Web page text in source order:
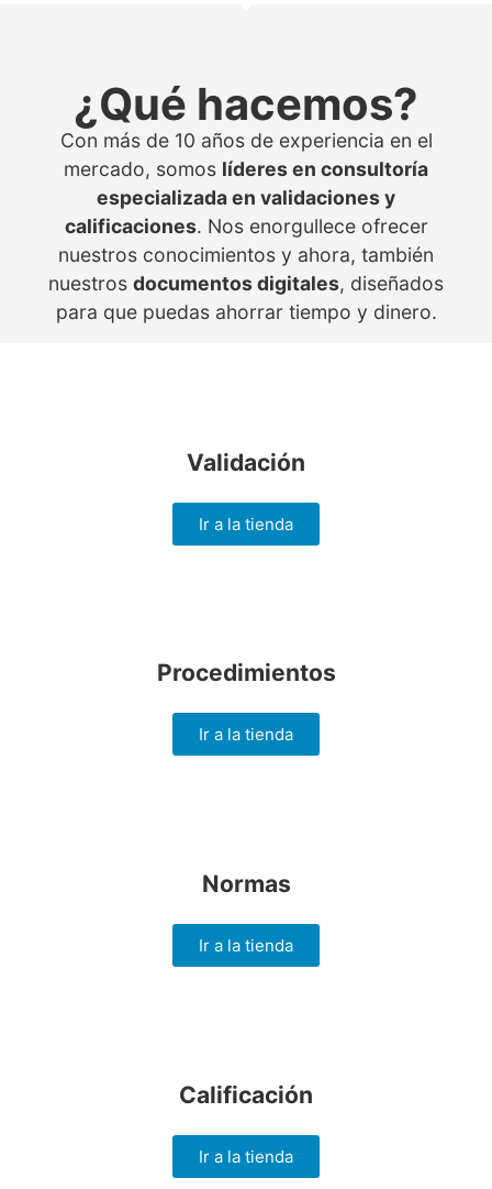
¿Qué hacemos?
Con más de 10 años de experiencia en el
mercado, somos líderes en consultoría
especializada en validaciones y
calificaciones. Nos enorgullece ofrecer
nuestros conocimientos y ahora, también
nuestros documentos digitales, diseñados
para que puedas ahorrar tiempo y dinero.
Validación
Ir a la tienda
Procedimientos
Ir a la tienda
Normas
Ir a la tienda
Calificación
Ir a la tienda